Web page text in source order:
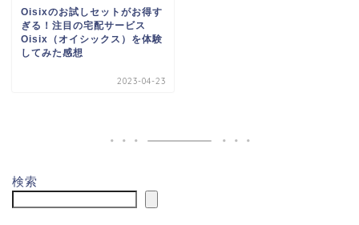
Oisixのお試しセットがお得す
ぎる！注目の宅配サービス
Oisix（オイシックス）を体験
してみた感想
2023-04-23
検索